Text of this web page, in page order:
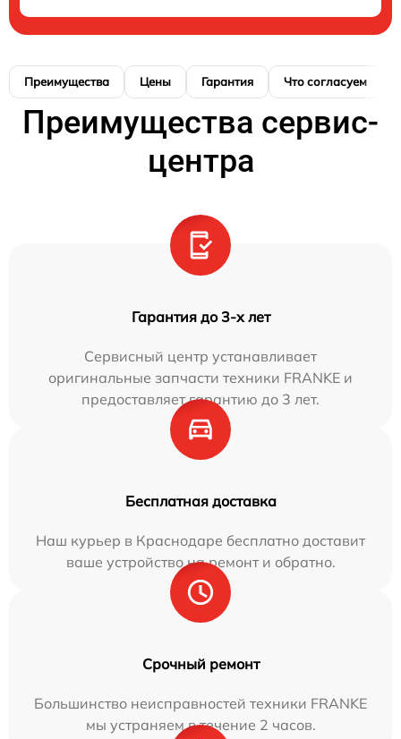
Преимущества Цены Гарантия Что согласуем
Преимущества сервис-
центра
Гарантия до 3-х лет
Сервисный центр устанавливает
оригинальные запчасти техники FRANKE и
предоставляет гарантию до 3 лет.
Бесплатная доставка
Наш курьер в Краснодаре бесплатно доставит
ваше устройство на ремонт и обратно.
Срочный ремонт
Большинство неисправностей техники FRANKE
мы устраняем в течение 2 часов.